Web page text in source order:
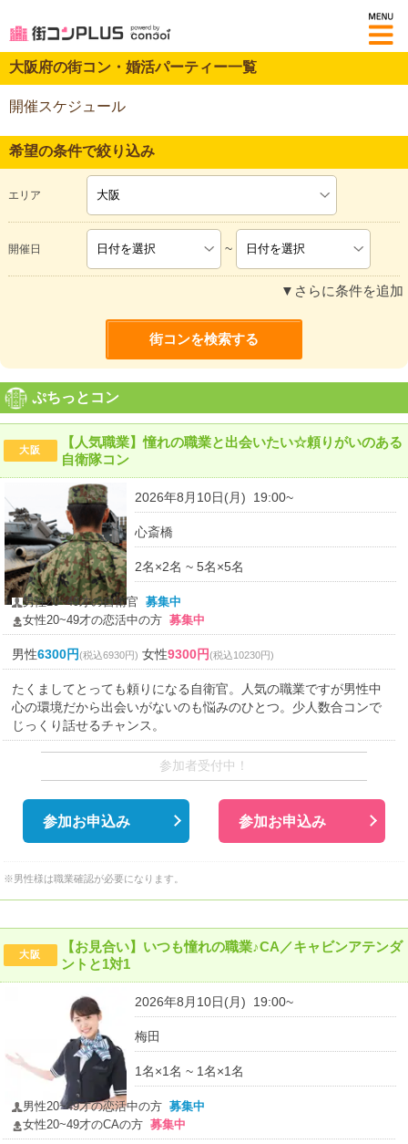
大阪府の街コン・婚活パーティー一覧
開催スケジュール
希望の条件で絞り込み
エリア
開催日 ~
▼さらに条件を追加
ぷちっとコン
大阪
【人気職業】憧れの職業と出会いたい☆頼りがいのある
自衛隊コン
2026年8月10日(月) 19:00~
心斎橋
2名×2名 ~ 5名×5名
男性20~49才の自衛官 募集中
女性20~49才の恋活中の方募集中
男性6300円(税込6930円) 女性9300円(税込10230円)
たくましてとっても頼りになる自衛官。人気の職業ですが男性中
心の環境だから出会いがないのも悩みのひとつ。少人数合コンで
じっくり話せるチャンス。
参加者受付中！
参加お申込み 参加お申込み
※男性様は職業確認が必要になります。
大阪
【お見合い】いつも憧れの職業♪CA／キャビンアテンダ
ントと1対1
2026年8月10日(月) 19:00~
梅田
1名×1名 ~ 1名×1名
男性20~49才の恋活中の方募集中
女性20~49才のCAの方募集中